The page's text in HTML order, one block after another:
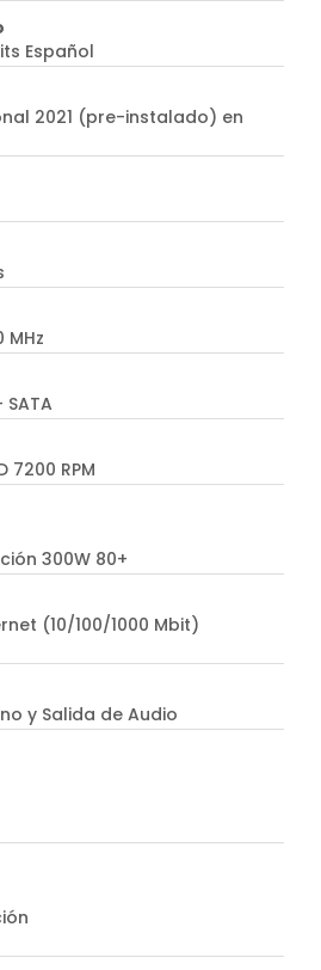
Español
2021 (pre-instalado) en
MHz
7200 RPM
300W 80+
(10/100/1000 Mbit)
y Salida de Audio